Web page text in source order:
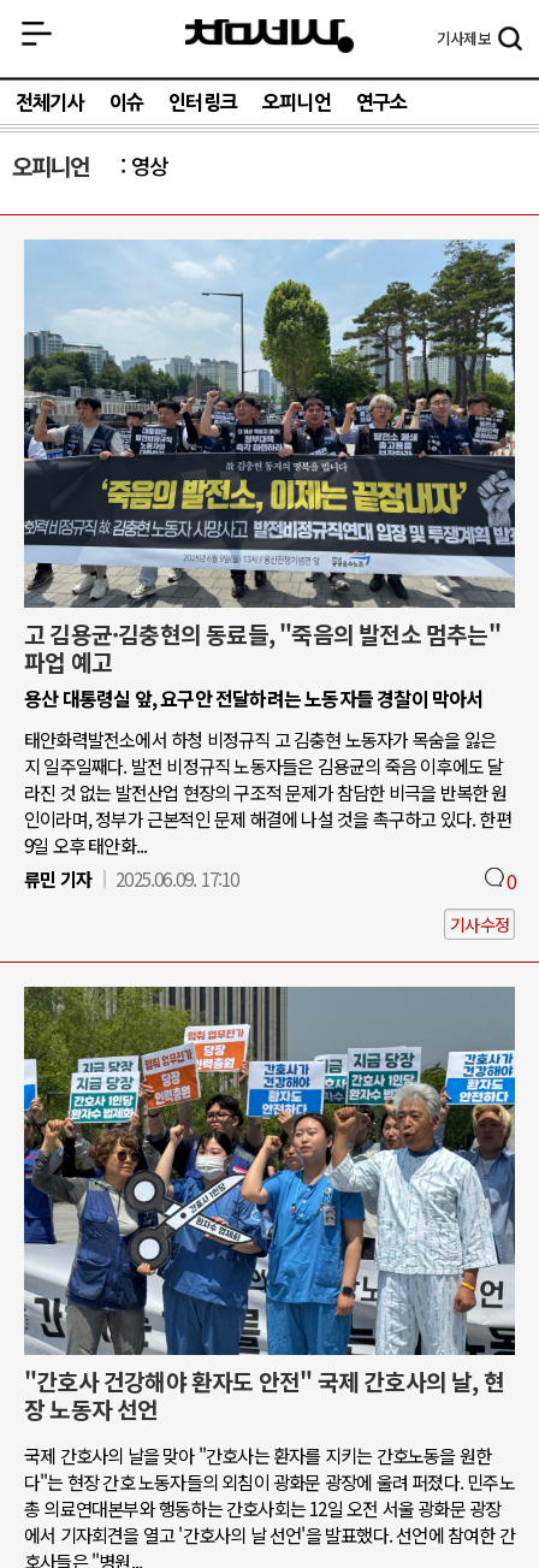
기사제보
전체기사 이슈 인터링크 오피니언 연구소
오피니언 영상
고 김용균·김충현의 동료들, "죽음의 발전소 멈추는"
파업 예고
용산 대통령실 앞, 요구안 전달하려는 노동자들 경찰이 막아서
태안화력발전소에서 하청 비정규직 고 김충현 노동자가 목숨을 잃은
지 일주일째다. 발전 비정규직 노동자들은 김용균의 죽음 이후에도 달
라진 것 없는 발전산업 현장의 구조적 문제가 참담한 비극을 반복한 원
인이라며, 정부가 근본적인 문제 해결에 나설 것을 촉구하고 있다. 한편
9일 오후 태안화...
류민 기자
2025.06.09. 17:10 0
기사수정
"간호사 건강해야 환자도 안전" 국제 간호사의 날, 현
장 노동자 선언
국제 간호사의 날을 맞아 "간호사는 환자를 지키는 간호노동을 원한
다"는 현장 간호 노동자들의 외침이 광화문 광장에 울려 퍼졌다. 민주노
총 의료연대본부와 행동하는 간호사회는 12일 오전 서울 광화문 광장
에서 기자회견을 열고 '간호사의 날 선언'을 발표했다. 선언에 참여한 간
호사들은 "병원...